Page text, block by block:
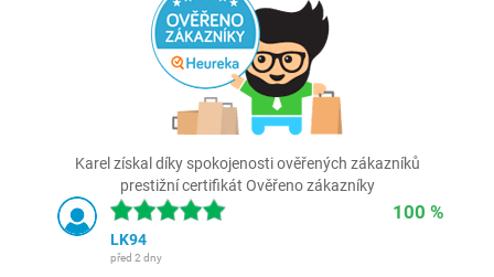
Karel získal díky spokojenosti ověřených zákazníků
prestižní certifikát Ověřeno zákazníky
100 %
LK94
před 2 dny